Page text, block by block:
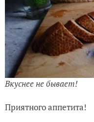
Вкуснее не бывает!
Приятного аппетита!